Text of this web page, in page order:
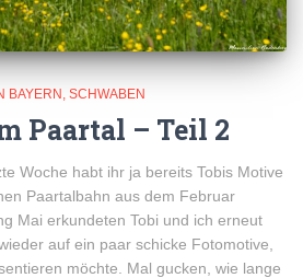
BAYERN SCHWABEN
Paartal – Teil 2
Woche habt ihr ja bereits Tobis Motive
Paartalbahn aus dem Februar
Mai erkundeten Tobi und ich erneut
auf ein paar schicke Fotomotive,
möchte. Mal gucken, wie lange